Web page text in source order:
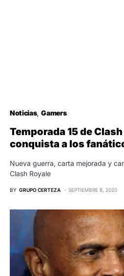
Noticias Gamers
Temporada 15 de
conquista a los
Nueva guerra, carta mejorada y
Clash Royale
BY GRUPO CERTEZA SEPTIEMBRE 8, 2020